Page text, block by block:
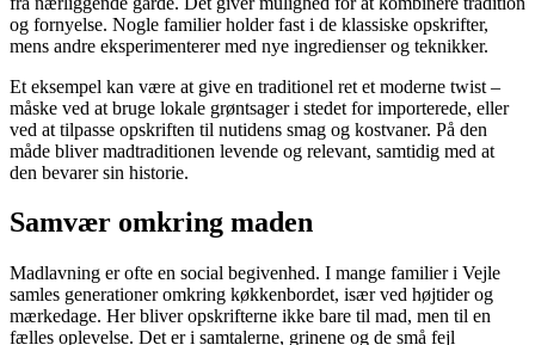
og fornyelse. Nogle familier holder fast i de klassiske opskrifter,
mens andre eksperimenterer med nye ingredienser og teknikker.
Et eksempel kan være at give en traditionel ret et moderne twist –
måske ved at bruge lokale grøntsager i stedet for importerede, eller
ved at tilpasse opskriften til nutidens smag og kostvaner. På den
måde bliver madtraditionen levende og relevant, samtidig med at
den bevarer sin historie.
Samvær omkring maden
Madlavning er ofte en social begivenhed. I mange familier i Vejle
samles generationer omkring køkkenbordet, især ved højtider og
mærkedage. Her bliver opskrifterne ikke bare til mad, men til en
fælles oplevelse. Det er i samtalerne, grinene og de små fejl